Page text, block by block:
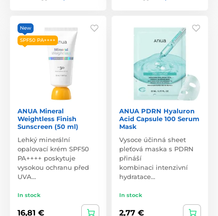
New
SPF50 PA++++
ANUA Mineral
Weightless Finish
Sunscreen (50 ml)
Lehký minerální
opalovací krém SPF50
PA++++ poskytuje
vysokou ochranu před
UVA…
In stock
16,81 €
ANUA PDRN Hyaluron
Acid Capsule 100 Serum
Mask
Vysoce účinná sheet
pleťová maska s PDRN
přináší
kombinaci intenzivní
hydratace…
In stock
2,77 €